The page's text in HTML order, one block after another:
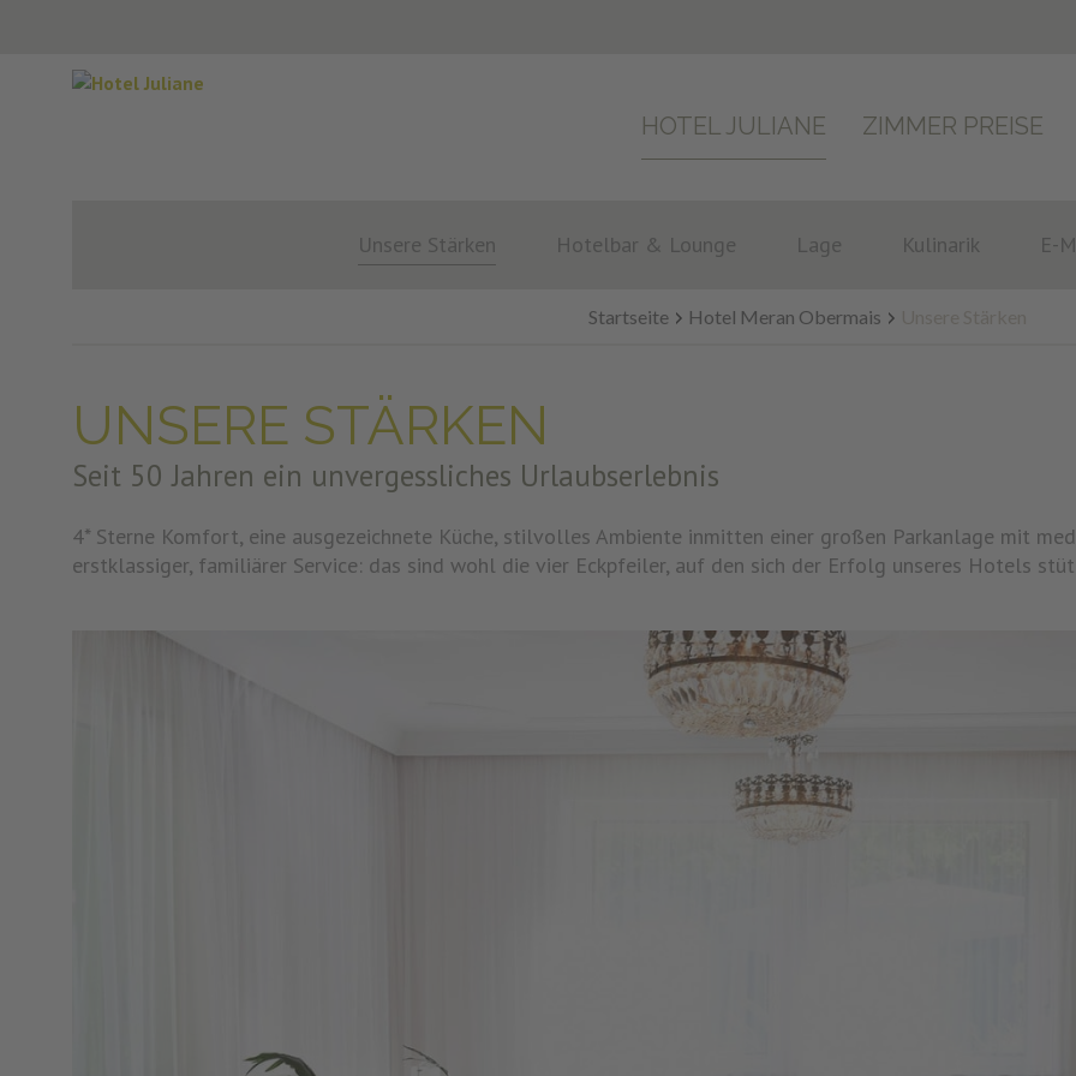
HOTEL JULIANE ZIMMER PREISE
Unsere Stärken Hotelbar & Lounge Lage Kulinarik E-
Startseite Hotel Meran Obermais
UNSERE STÄRKEN
Seit 50 Jahren ein unvergessliches Urlaubserlebnis
4* Sterne Komfort, eine ausgezeichnete Küche, stilvolles Ambiente inmitten einer großen Parkanlage mit
erstklassiger, familiärer Service: das sind wohl die vier Eckpfeiler, auf den sich der Erfolg unseres Hotels